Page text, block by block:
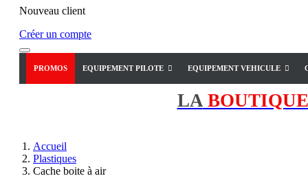
Nouveau client
Créer un compte
PROMOS EQUIPEMENT PILOTE EQUIPEMENT VEHICULE
LABOUTIQUE
Accueil
Plastiques
Cache boite à air